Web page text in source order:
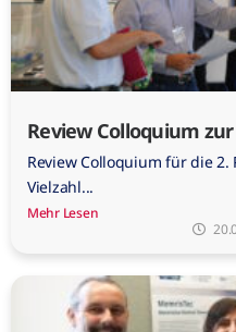
Review Colloquium
Review Colloquium für die 2.
Vielzahl...
Mehr Lesen